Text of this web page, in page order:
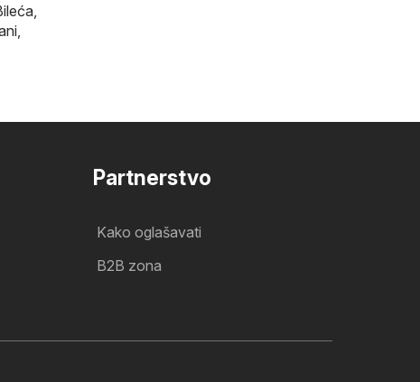
Partnerstvo
Kako oglašavati
B2B zona